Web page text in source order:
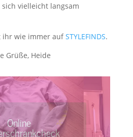
vielleicht langsam
ihr wie immer aufSTYLEFINDS.
Grüße, Heide